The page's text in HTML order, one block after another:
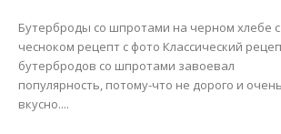
Бутерброды со шпротами на черном хлебе с
чесноком рецепт с фото Классический рецепт
бутербродов со шпротами завоевал
популярность, потому-что не дорого и очень
вкусно....